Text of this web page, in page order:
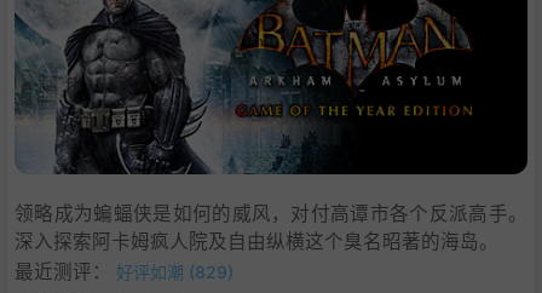
4. 学习版下载
领略成为蝙蝠侠是如何的威风，对付高谭市各个反派高手。
深入探索阿卡姆疯人院及自由纵横这个臭名昭著的海岛。
最近测评：
好评如潮 (829)